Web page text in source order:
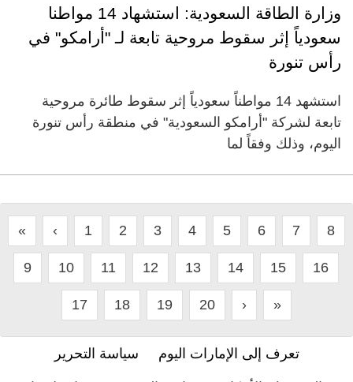
وزارة الطاقة السعودية: استشهاد 14 مواطنا
سعودياً إثر سقوط مروحية تابعة لـ "أرامكو" في
رأس تنورة
استشهد 14 مواطناً سعودياً إثر سقوط طائرة مروحية
تابعة لشركة "أرامكو السعودية" في منطقة رأس تنورة
اليوم، وذلك وفقاً لما
« ‹ 1 2 3 4 5 6 7 8
9 10 11 12 13 14 15 16
17 18 19 20 › »
تعرف إلى الإمارات اليوم سياسة التحرير